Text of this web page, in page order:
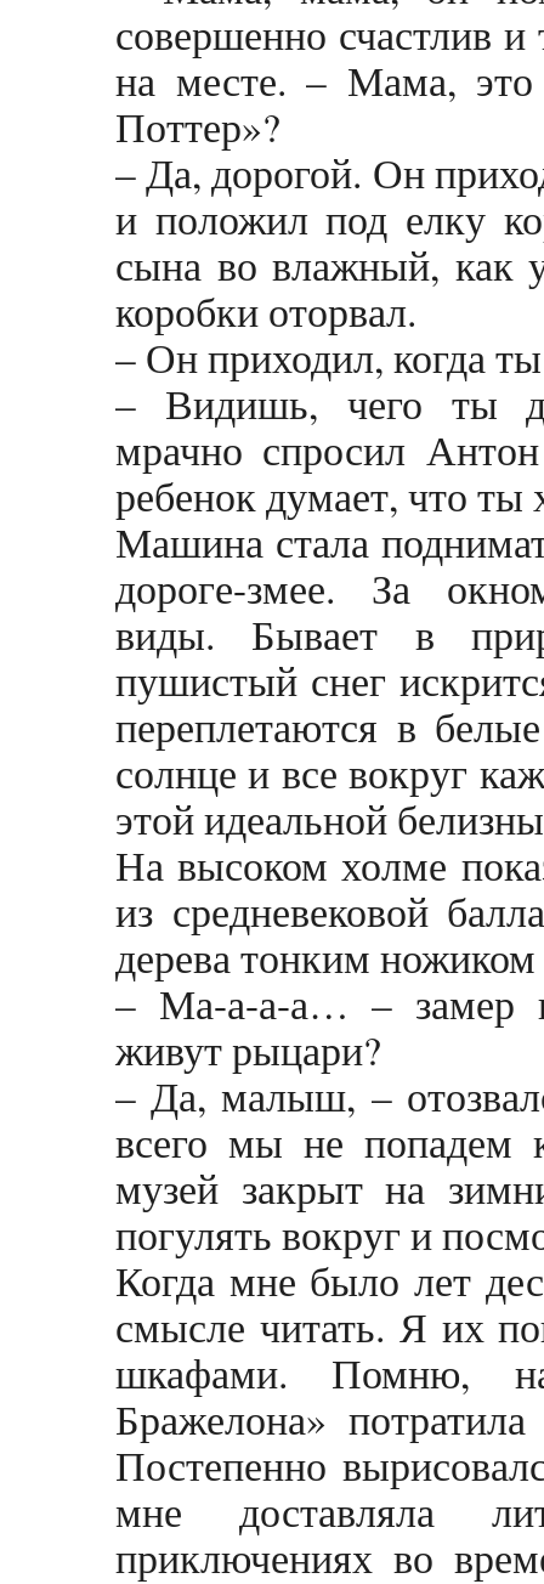
совершенно счастлив
на месте. – Мама,
Поттер»?
– Да, дорогой. Он
и положил под елку
сына во влажный, как
коробки оторвал.
– Он приходил, когда
– Видишь, чего ты
мрачно спросил
ребенок думает, что ты
Машина стала
дороге-змее. За
виды. Бывает в
пушистый снег
переплетаются в
солнце и все вокруг
этой идеальной
На высоком холме
из средневековой
дерева тонким
– Ма-а-а-а… – замер
живут рыцари?
– Да, малыш, –
всего мы не
музей закрыт на
погулять вокруг и
Когда мне было лет
смысле читать. Я их
шкафами. Помню,
Бражелона»
Постепенно
мне доставляла
приключениях во